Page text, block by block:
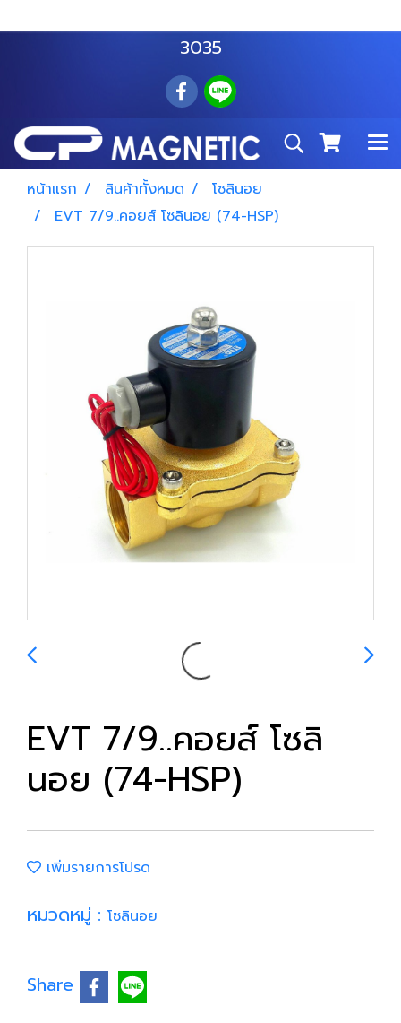
3035
หน้าแรก สินค้าทั้งหมด
โซลินอย
EVT 7/9..คอยส์ โซลินอย (74-HSP)
EVT 7/9..คอยส์ โซลิ
นอย (74-HSP)
เพิ่มรายการโปรด
หมวดหมู่ : โซลินอย
Share